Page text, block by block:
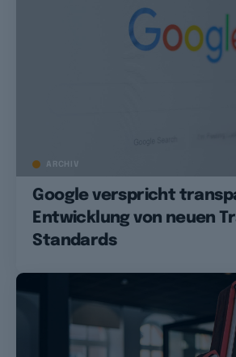
ARCHIV
Google verspricht
Entwicklung von neuen
Standards